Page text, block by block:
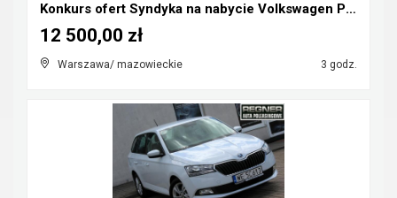
Konkurs ofert Syndyka na nabycie Volkswagen Phaeto...
Warszawa/ mazowieckie 3 godz.
12 500,00 zł